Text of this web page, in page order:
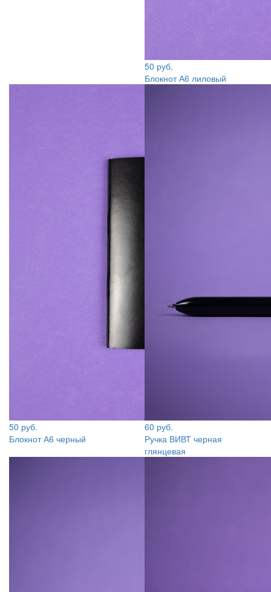
50 руб.
Блокнот А6 лиловый
50 руб.
Блокнот А6 черный
60 руб.
Ручка ВИВТ черная
глянцевая